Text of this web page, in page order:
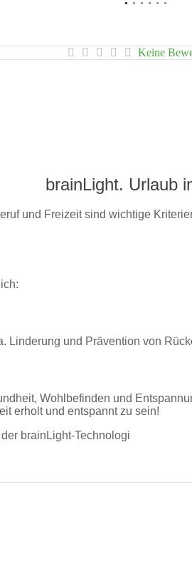
Keine
brainLight. Urlaub
und Freizeit sind wichtige
Linderung und Prävention von
Wohlbefinden und
erholt und entspannt zu sein!
brainLight-Technologi